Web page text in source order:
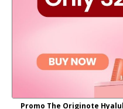
Promo The Originote